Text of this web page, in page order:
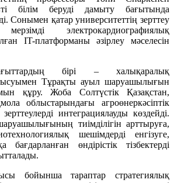
білім беруді дамыту бағытында
Сонымен қатар университеттің зерттеу
электрокардиографиялық
IT-платформаны әзірлеу мәселесін
бірі – халықаралық
Тұрақты ауыл шаруашылығын
құру. Жоба Солтүстік Қазақстан,
облыстарындағы агроөнеркәсіптік
интеграциялауды көздейді.
тиімділігін арттыруға,
шешімдерді енгізуге,
бағдарланған өндірістік тізбектерді
бойынша тараптар стратегиялық